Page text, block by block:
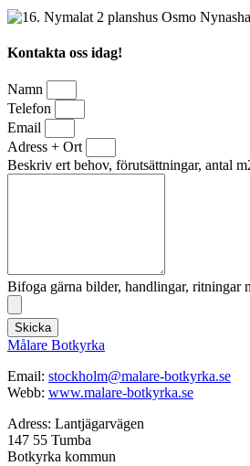
Kontakta oss idag!
Namn
Telefon
Email
Adress + Ort
Beskriv ert behov, förutsättningar, antal
Bifoga gärna bilder, handlingar, ritningar
Skicka
Målare Botkyrka
Email: stockholm@malare-botkyrka.se
Webb: www.malare-botkyrka.se
Adress: Lantjägarvägen
147 55 Tumba
Botkyrka kommun